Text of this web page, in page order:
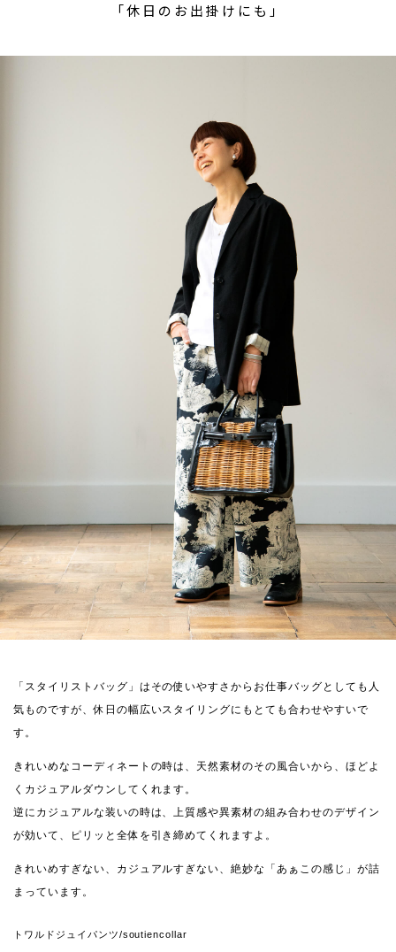
「休日のお出掛けにも」
「スタイリストバッグ」はその使いやすさからお仕事バッグとしても人
気ものですが、休日の幅広いスタイリングにもとても合わせやすいで
す。
きれいめなコーディネートの時は、天然素材のその風合いから、ほどよ
くカジュアルダウンしてくれます。
逆にカジュアルな装いの時は、上質感や異素材の組み合わせのデザイン
が効いて、ピリッと全体を引き締めてくれますよ。
きれいめすぎない、カジュアルすぎない、絶妙な「あぁこの感じ」が詰
まっています。
トワルドジュイパンツ/soutiencollar